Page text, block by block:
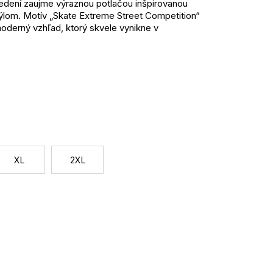
XL 2XL
zaujme výraznou potlačou inšpirovanou
Motív „Skate Extreme Street Competition“
vzhľad, ktorý skvele vynikne v
pohodlie po celý deň a zároveň si
ľahko zapadne do rôznych outfitov.